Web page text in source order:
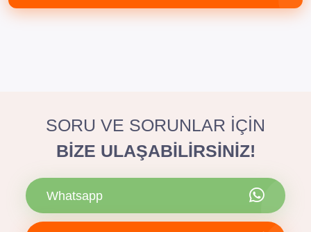
SORU VE SORUNLAR İÇİN
BİZE ULAŞABİLİRSİNİZ!
Whatsapp